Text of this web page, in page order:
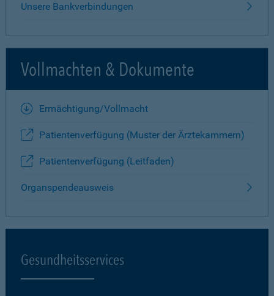
Unsere Bankverbindungen
Vollmachten & Dokumente
Ermächtigung/Vollmacht
Patientenverfügung (Muster der Ärztekammern)
Patientenverfügung (Leitfaden)
Organspendeausweis
Gesundheitsservices